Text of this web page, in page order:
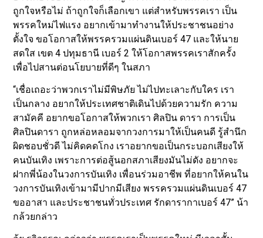
ถูกใจหรือไม่ ถ้าถูกใจก็เลือกเขา แต่สำหรับพรรคเรา เป็น
พรรคใหม่ไฟแรง อยากเข้ามาทำงานให้ประชาชนอย่าง
ตั้งใจ ขอโอกาสให้พรรครวมแผ่นดินเบอร์ 47 และให้นาย
สดใส เขต 4 ปทุมธานี เบอร์ 2 ให้โอกาสพรรคเราสักครั้ง
เพื่อไปสานต่อนโยบายที่ดีๆ ในสภา
“เชื่อเถอะว่าพวกเราไม่มีพิษภัย ไม่ไปทะเลาะกับใคร เรา
เป็นกลาง อยากให้ประเทศชาติเดินไปด้วยความรัก ความ
สามัคคี อยากขอโอกาสให้พวกเรา ศิลปิน ดารา การเป็น
ศิลปินดารา ถูกหล่อหลอมจากวงการมาให้เป็นคนดี รู้สำนึก
ผิดชอบชั่วดี ไม่คิดคดโกง เราอยากขอเป็นกระบอกเสียงให้
คนบันเทิง เพราะการต่อสู้นอกสภาเสียงมันไม่ดัง อยากจะ
ฝากพี่น้องในวงการบันเทิง เพื่อนร่วมอาชีพ ที่อยากให้คนใน
วงการบันเทิงเข้ามามีปากมีเสียง พรรครวมแผ่นดินเบอร์ 47
ขออาสา และประชาชนทั่วประเทศ รักดารากาเบอร์ 47” น้า
กล้วยกล่าว